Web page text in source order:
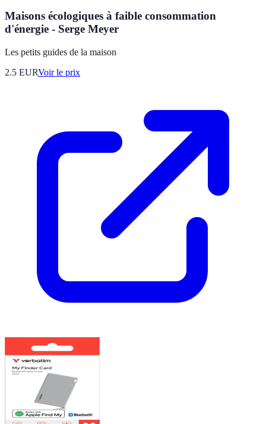
Maisons écologiques à faible consommation
d'énergie - Serge Meyer
Les petits guides de la maison
2.5 EURVoir le prix